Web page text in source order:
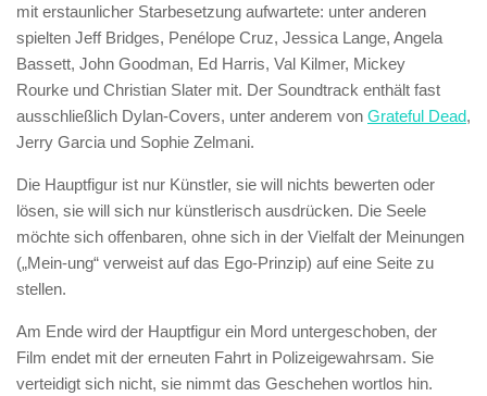
mit erstaunlicher Starbesetzung aufwartete: unter anderen
spielten Jeff Bridges, Penélope Cruz, Jessica Lange, Angela
Bassett, John Goodman, Ed Harris, Val Kilmer, Mickey
Rourke und Christian Slater mit. Der Soundtrack enthält fast
ausschließlich Dylan-Covers, unter anderem von Grateful Dead,
Jerry Garcia und Sophie Zelmani.
Die Hauptfigur ist nur Künstler, sie will nichts bewerten oder
lösen, sie will sich nur künstlerisch ausdrücken. Die Seele
möchte sich offenbaren, ohne sich in der Vielfalt der Meinungen
(„Mein-ung“ verweist auf das Ego-Prinzip) auf eine Seite zu
stellen.
Am Ende wird der Hauptfigur ein Mord untergeschoben, der
Film endet mit der erneuten Fahrt in Polizeigewahrsam. Sie
verteidigt sich nicht, sie nimmt das Geschehen wortlos hin.